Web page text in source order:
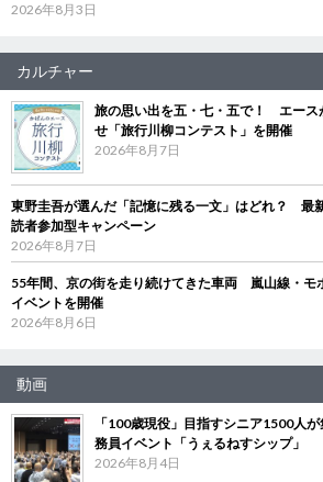
2026年8月3日
カルチャー
旅の思い出を五・七・五で！ エース
せ「旅行川柳コンテスト」を開催
2026年8月7日
東野圭吾が選んだ「記憶に残る一文」はどれ？ 最
読者参加型キャンペーン
2026年8月7日
55年間、京の街を走り続けてきた車両 嵐山線・モ
イベントを開催
2026年8月6日
動画
「100歳現役」目指すシニア1500人
務員イベント「うぇるねすシップ」
2026年8月4日